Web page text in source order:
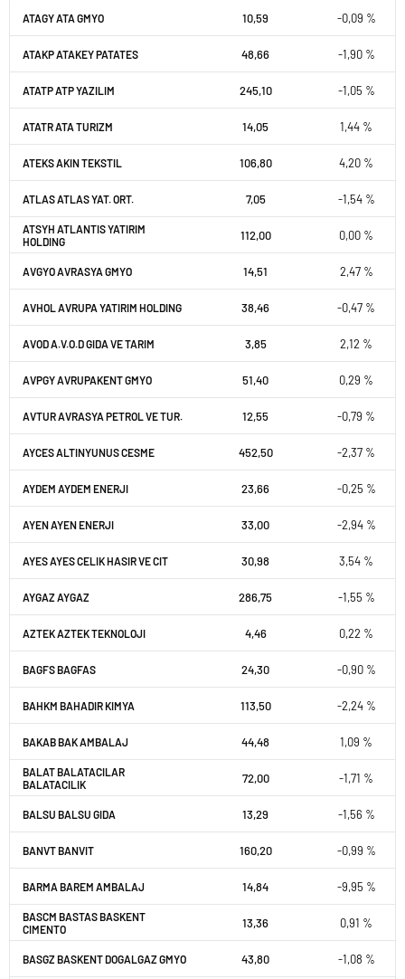
ATAGY ATA GMYO 10,59 -0,09 %
ATAKP ATAKEY PATATES 48,66 -1,90 %
ATATP ATP YAZILIM 245,10 -1,05 %
ATATR ATA TURIZM 14,05 1,44 %
ATEKS AKIN TEKSTIL 106,80 4,20 %
ATLAS ATLAS YAT. ORT. 7,05 -1,54 %
ATSYH ATLANTIS YATIRIM
HOLDING
112,00 0,00 %
AVGYO AVRASYA GMYO 14,51 2,47 %
AVHOL AVRUPA YATIRIM HOLDING 38,46 -0,47 %
AVOD A.V.O.D GIDA VE TARIM 3,85 2,12 %
AVPGY AVRUPAKENT GMYO 51,40 0,29 %
AVTUR AVRASYA PETROL VE TUR. 12,55 -0,79 %
AYCES ALTINYUNUS CESME 452,50 -2,37 %
AYDEM AYDEM ENERJI 23,66 -0,25 %
AYEN AYEN ENERJI 33,00 -2,94 %
AYES AYES CELIK HASIR VE CIT 30,98 3,54 %
AYGAZ AYGAZ 286,75 -1,55 %
AZTEK AZTEK TEKNOLOJI 4,46 0,22 %
BAGFS BAGFAS 24,30 -0,90 %
BAHKM BAHADIR KIMYA 113,50 -2,24 %
BAKAB BAK AMBALAJ 44,48 1,09 %
BALAT BALATACILAR
BALATACILIK
72,00 -1,71 %
BALSU BALSU GIDA 13,29 -1,56 %
BANVT BANVIT 160,20 -0,99 %
BARMA BAREM AMBALAJ 14,84 -9,95 %
BASCM BASTAS BASKENT
CIMENTO
13,36 0,91 %
BASGZ BASKENT DOGALGAZ GMYO 43,80 -1,08 %